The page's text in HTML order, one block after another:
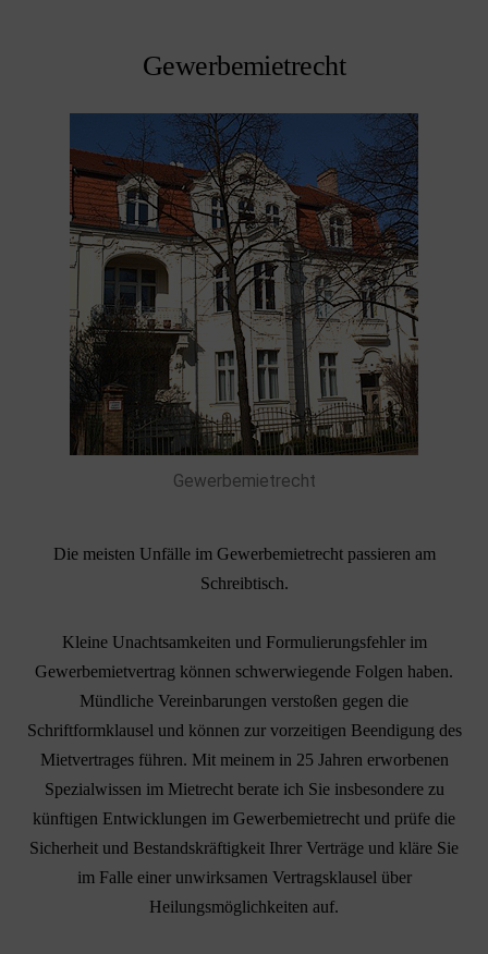
Gewerbemietrecht
Gewerbemietrecht
Die meisten Unfälle im Gewerbemietrecht passieren am
Schreibtisch.
Kleine Unachtsamkeiten und Formulierungsfehler im
Gewerbemietvertrag können schwerwiegende Folgen haben.
Mündliche Vereinbarungen verstoßen gegen die
Schriftformklausel und können zur vorzeitigen Beendigung des
Mietvertrages führen. Mit meinem in 25 Jahren erworbenen
Spezialwissen im Mietrecht berate ich Sie insbesondere zu
künftigen Entwicklungen im Gewerbemietrecht und prüfe die
Sicherheit und Bestandskräftigkeit Ihrer Verträge und kläre Sie
im Falle einer unwirksamen Vertragsklausel über
Heilungsmöglichkeiten auf.